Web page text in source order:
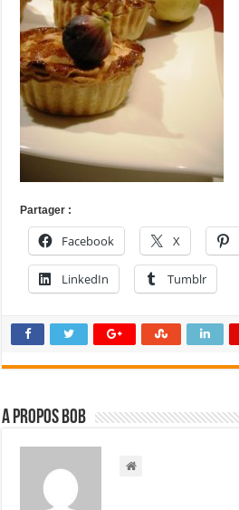
Partager :
Facebook X
LinkedIn Tumblr
A propos bOb